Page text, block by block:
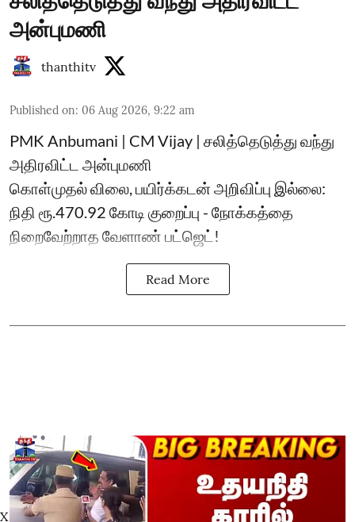
அன்புமணி
thanthitv
Published on: 06 Aug 2026, 9:22 am
PMK Anbumani | CM Vijay | சலித்தெடுத்து வந்து
அதிரவிட்ட அன்புமணி
கொள்முதல் விலை, பயிர்க்கடன் அறிவிப்பு இல்லை:
நிதி ரூ.470.92 கோடி குறைப்பு - நோக்கத்தை
நிறைவேற்றாத வேளாண் பட்ஜெட்!
Read More
X